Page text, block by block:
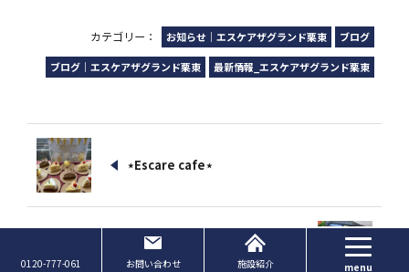
カテゴリー： お知らせ｜エスケアザグランド栗東 ブログ
ブログ｜エスケアザグランド栗東 最新情報_エスケアザグランド栗東
⋆Escare cafe⋆
🥕滋賀県を味わう🍅
Page Top
0120-777-061 お問い合わせ 施設紹介 menu